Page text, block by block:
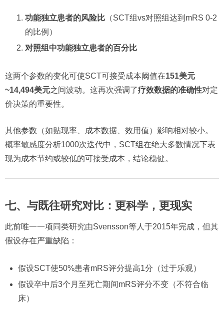
功能独立患者的风险比 （SCT组vs对照组达到mRS 0-2
的比例）
对照组中功能独立患者的百分比
这两个参数的变化可使SCT可接受成本阈值在151美元
~14,494美元之间波动。这再次强调了疗效数据的准确性对定
价决策的重要性。
其他参数（如贴现率、成本数据、效用值）影响相对较小。
概率敏感度分析1000次迭代中，SCT组在绝大多数情况下表
现为成本节约或较低的可接受成本，结论稳健。
七、与既往研究对比：更科学，更现实
此前唯一一项同类研究由Svensson等人于2015年完成，但其
假设存在严重缺陷：
假设SCT使50%患者mRS评分提高1分（过于乐观）
假设卒中后3个月至死亡期间mRS评分不变（不符合临
床）